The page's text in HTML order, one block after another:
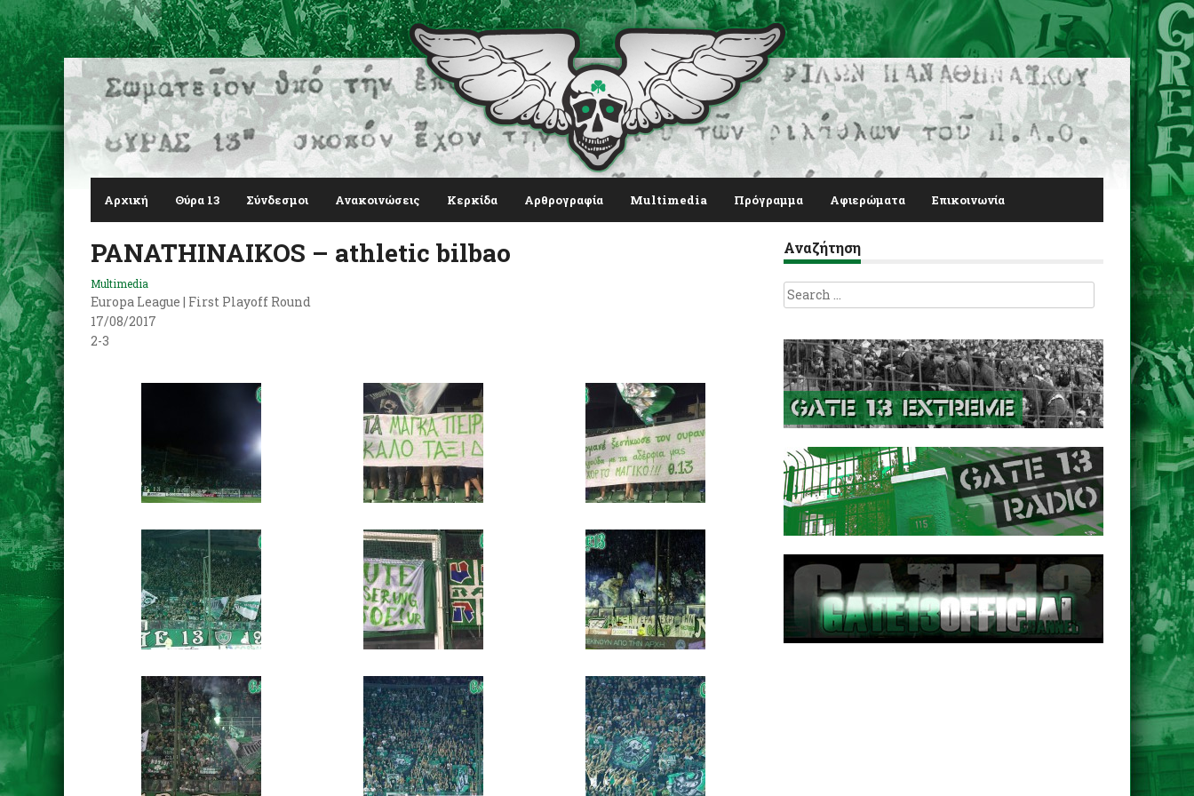
Αρχική Θύρα 13 Σύνδεσμοι Ανακοινώσεις Κερκίδα Αρθρογραφία Multimedia Πρόγραμμα Αφιερώματα Επικοινωνία
PANATHINAIKOS – athletic bilbao
Multimedia
Europa League | First Playoff Round
17/08/2017
2-3
Αναζήτηση
Search
for: